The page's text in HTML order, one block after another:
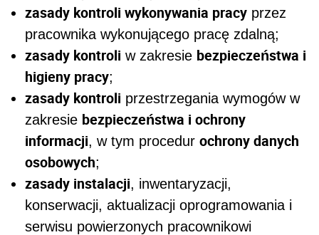
zasady kontroli wykonywania pracy przez
pracownika wykonującego pracę zdalną;
zasady kontroli w zakresie bezpieczeństwa i
higieny pracy;
zasady kontroli przestrzegania wymogów w
zakresie bezpieczeństwa i ochrony
informacji, w tym procedur ochrony danych
osobowych;
zasady instalacji, inwentaryzacji,
konserwacji, aktualizacji oprogramowania i
serwisu powierzonych pracownikowi